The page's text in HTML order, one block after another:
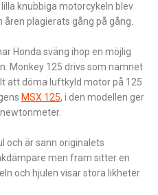
knubbiga motorcykeln blev
plagierats gång på gång.
Honda sväng ihop en möjlig
Monkey 125 drivs som namnet
att döma luftkyld motor på 125
MSX 125, i den modellen ger
och är sann originalets
men fram sitter en
och hjulen visar stora likheter